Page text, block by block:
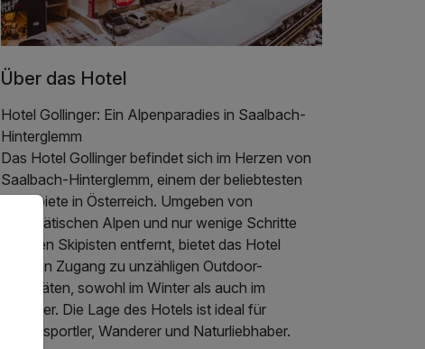
Über das Hotel
Hotel Gollinger: Ein Alpenparadies in Saalbach-
Hinterglemm
Das Hotel Gollinger befindet sich im Herzen von
Saalbach-Hinterglemm, einem der beliebtesten
Skigebiete in Österreich. Umgeben von
majestätischen Alpen und nur wenige Schritte
von den Skipisten entfernt, bietet das Hotel
direkten Zugang zu unzähligen Outdoor-
Aktivitäten, sowohl im Winter als auch im
Sommer. Die Lage des Hotels ist ideal für
Wintersportler, Wanderer und Naturliebhaber.